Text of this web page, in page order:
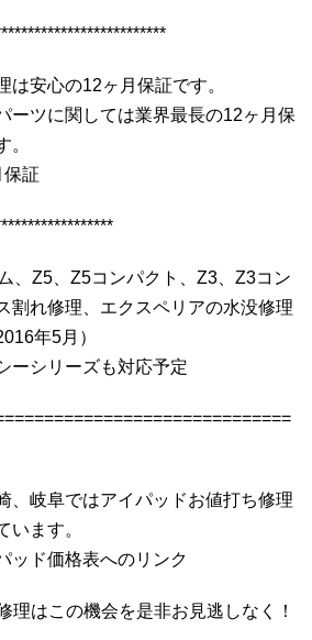
は安心の12ヶ月保証です。
ーツに関しては業界最長の12ヶ月保
。
証
、Z5、Z5コンパクト、Z3、Z3コン
割れ修理、エクスペリアの水没修理
年5月）
ーシリーズも対応予定
、岐阜ではアイパッドお値打ち修理
います。
ッド価格表へのリンク
理はこの機会を是非お見逃しなく！